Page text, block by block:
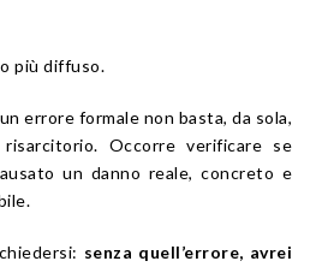
più diffuso.
errore formale non basta, da sola,
Occorre verificare se
un danno reale, concreto e
senza quell’errore, avrei